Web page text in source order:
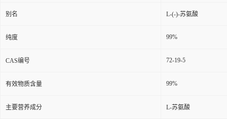
别名 L-(-)-苏氨酸
纯度 99%
CAS编号 72-19-5
有效物质含量 99%
主要营养成分 L-苏氨酸